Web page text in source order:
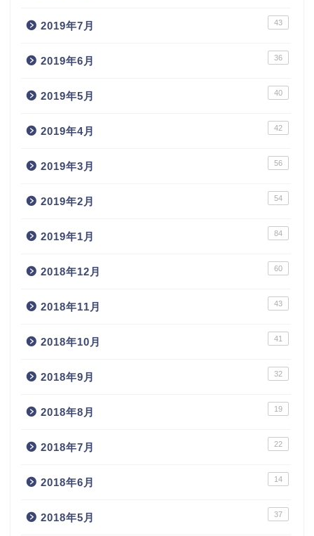
2019年7月 43
2019年6月 36
2019年5月 40
2019年4月 42
2019年3月 56
2019年2月 54
2019年1月 84
2018年12月 60
2018年11月 43
2018年10月 41
2018年9月 32
2018年8月 19
2018年7月 22
2018年6月 14
2018年5月 37